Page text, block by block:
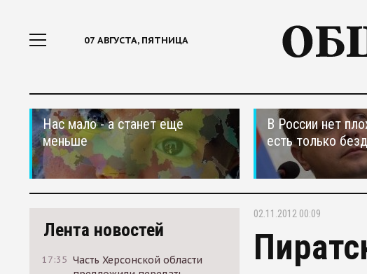
07 АВГУСТА, ПЯТНИЦА
Нас мало - а станет еще
меньше
В России нет
есть только
Лента новостей
17:35 Часть Херсонской области
02.11.2012 00:09